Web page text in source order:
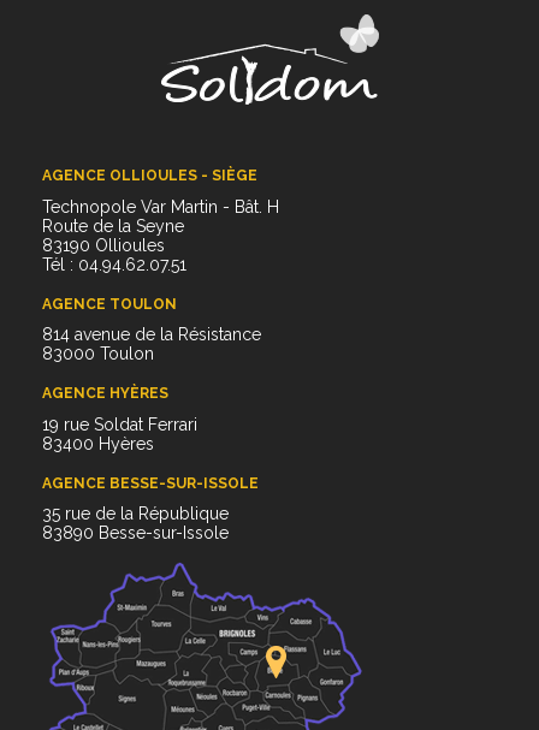
AGENCE OLLIOULES - SIÈGE
Technopole Var Martin - Bât. H
Route de la Seyne
83190 Ollioules
Tél : 04.94.62.07.51
AGENCE TOULON
814 avenue de la Résistance
83000 Toulon
AGENCE HYÈRES
19 rue Soldat Ferrari
83400 Hyères
AGENCE BESSE-SUR-ISSOLE
35 rue de la République
83890 Besse-sur-Issole